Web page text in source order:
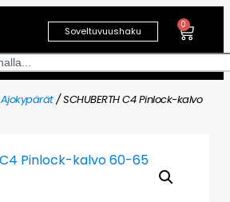
Soveltuvuushaku
0
Ajokypärät/ SCHUBERTH C4 Pinlock-kalvo